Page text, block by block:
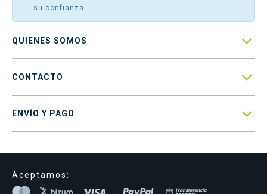
su confianza.
QUIENES SOMOS 
CONTACTO 
ENVÍO Y PAGO 
Aceptamos: